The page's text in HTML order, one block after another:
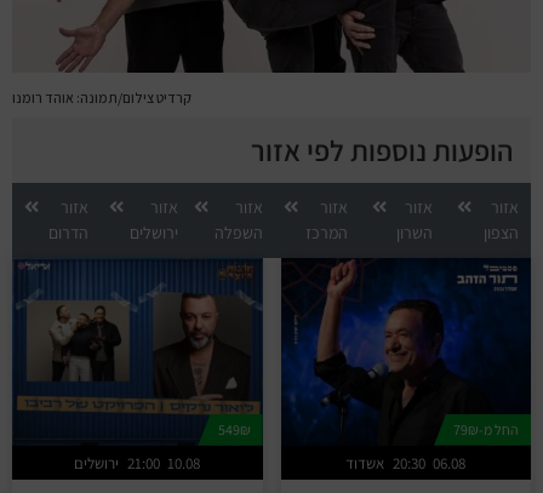
קרדיט צילום/תמונה: אוהד רומנו
הופעות נוספות לפי אזור
אזור
הצפון
אזור
השרון
אזור
המרכז
אזור
השפלה
אזור
ירושלים
אזור
הדרום
החל מ-79₪
אשדוד 20:30 06.08
549₪
ירושלים 21:00 10.08